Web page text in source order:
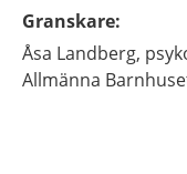
Granskare:
Åsa Landberg,
Allmänna